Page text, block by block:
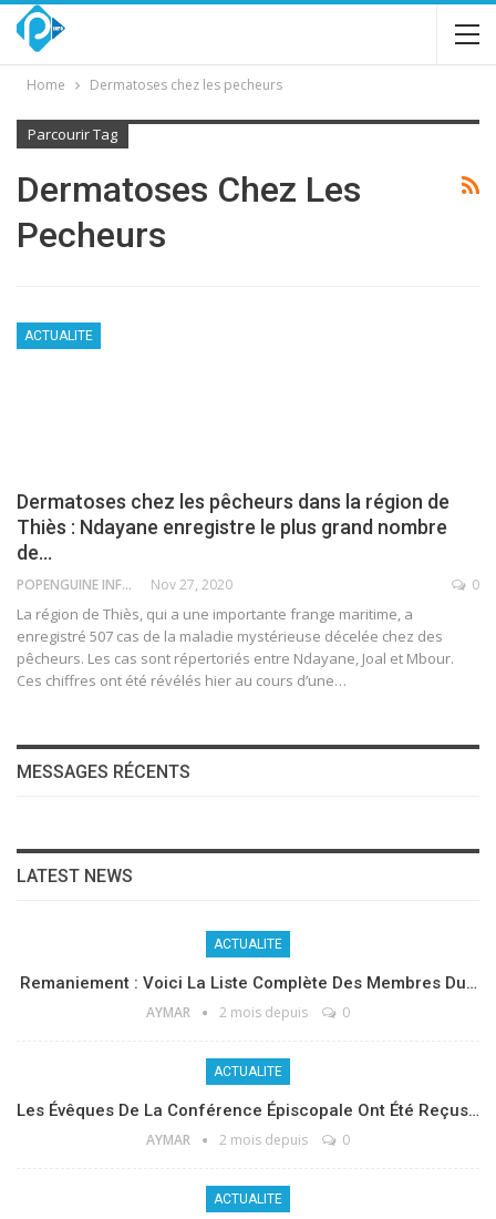
Home Dermatoses chez les pecheurs
Parcourir Tag
Dermatoses Chez Les
Pecheurs
ACTUALITE
Dermatoses chez les pêcheurs dans la région de
Thiès : Ndayane enregistre le plus grand nombre
de…
POPENGUINE INFO Nov 27, 2020 0
La région de Thiès, qui a une importante frange maritime, a
enregistré 507 cas de la maladie mystérieuse décelée chez des
pêcheurs. Les cas sont répertoriés entre Ndayane, Joal et Mbour.
Ces chiffres ont été révélés hier au cours d’une…
MESSAGES RÉCENTS
LATEST NEWS
ACTUALITE
Remaniement : Voici La Liste Complète Des Membres Du…
AYMAR 2 mois depuis 0
ACTUALITE
Les Évêques De La Conférence Épiscopale Ont Été Reçus…
AYMAR 2 mois depuis 0
ACTUALITE